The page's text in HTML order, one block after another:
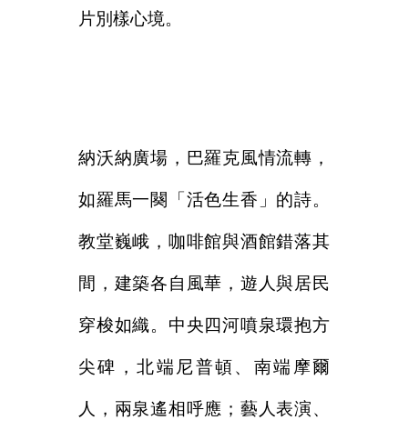
片別樣心境。
納沃納廣場，巴羅克風情流轉，
如羅馬一闋「活色生香」的詩。
教堂巍峨，咖啡館與酒館錯落其
間，建築各自風華，遊人與居民
穿梭如織。中央四河噴泉環抱方
尖碑，北端尼普頓、南端摩爾
人，兩泉遙相呼應；藝人表演、